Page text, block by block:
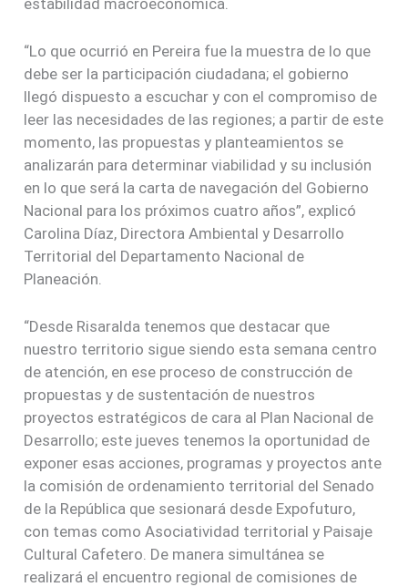
“Lo que ocurrió en Pereira fue la muestra de lo que
debe ser la participación ciudadana; el gobierno
llegó dispuesto a escuchar y con el compromiso de
leer las necesidades de las regiones; a partir de este
momento, las propuestas y planteamientos se
analizarán para determinar viabilidad y su inclusión
en lo que será la carta de navegación del Gobierno
Nacional para los próximos cuatro años”, explicó
Carolina Díaz, Directora Ambiental y Desarrollo
Territorial del Departamento Nacional de
Planeación.
“Desde Risaralda tenemos que destacar que
nuestro territorio sigue siendo esta semana centro
de atención, en ese proceso de construcción de
propuestas y de sustentación de nuestros
proyectos estratégicos de cara al Plan Nacional de
Desarrollo; este jueves tenemos la oportunidad de
exponer esas acciones, programas y proyectos ante
la comisión de ordenamiento territorial del Senado
de la República que sesionará desde Expofuturo,
con temas como Asociatividad territorial y Paisaje
Cultural Cafetero. De manera simultánea se
realizará el encuentro regional de comisiones de